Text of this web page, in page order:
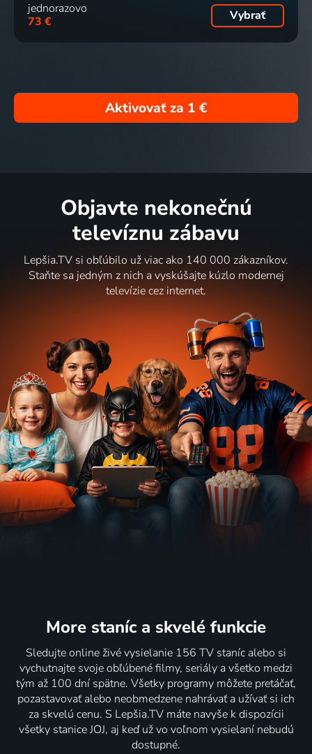
jednorazovo
73 €
Vybrať
Aktivovať za 1 €
Objavte nekonečnú
televíznu zábavu
Lepšia.TV si obľúbilo už viac ako 140 000 zákazníkov.
Staňte sa jedným z nich a vyskúšajte kúzlo modernej
televízie cez internet.
More staníc a skvelé funkcie
Sledujte online živé vysielanie 156 TV staníc alebo si
vychutnajte svoje obľúbené filmy, seriály a všetko medzi
tým až 100 dní spätne. Všetky programy môžete pretáčať,
pozastavovať alebo neobmedzene nahrávať a užívať si ich
za skvelú cenu. S Lepšia.TV máte navyše k dispozícii
všetky stanice JOJ, aj keď už vo voľnom vysielaní nebudú
dostupné.